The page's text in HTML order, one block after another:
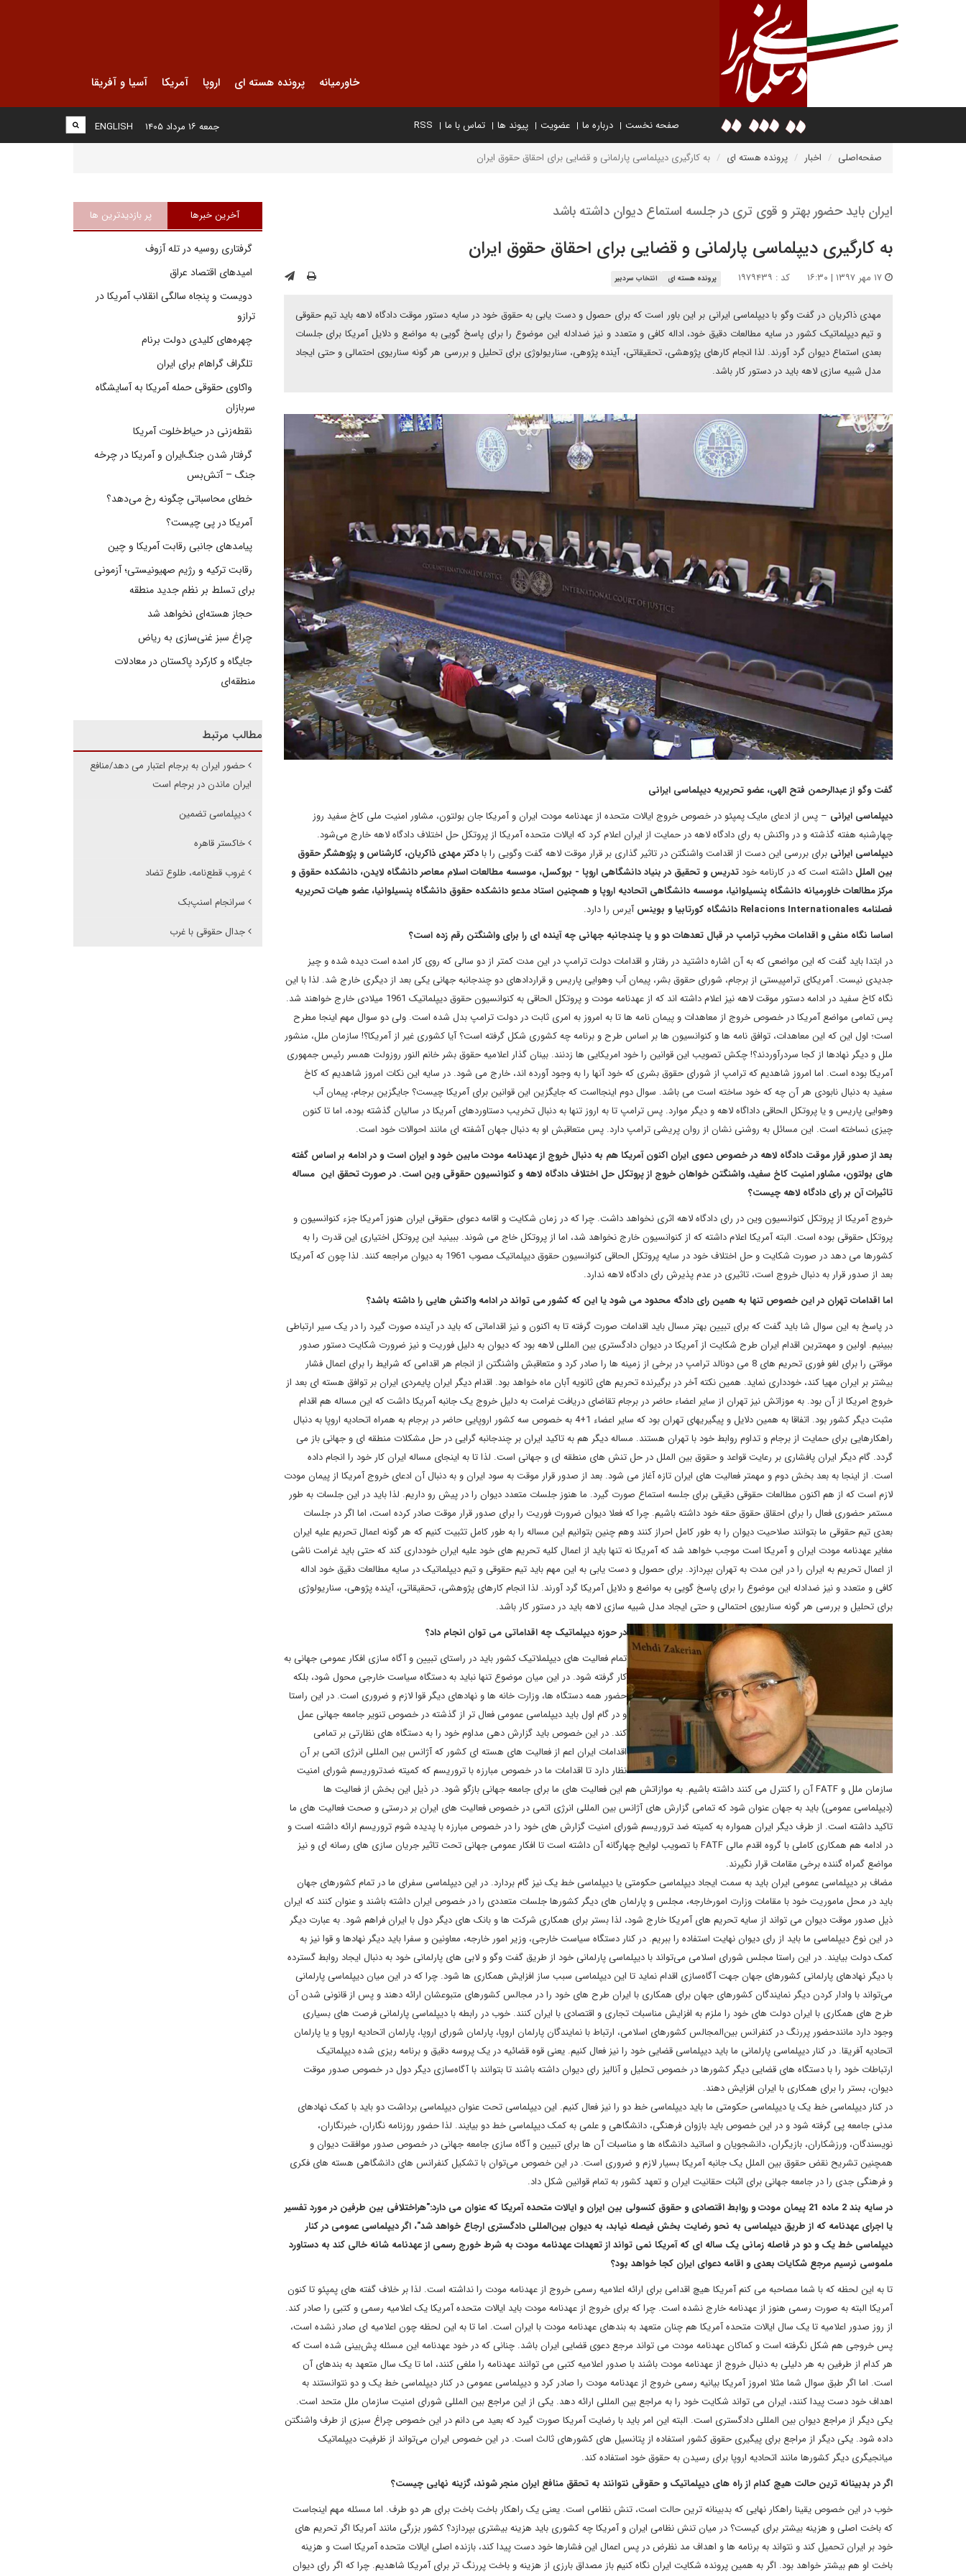
خاورمیانه پرونده هسته ای اروپا آمریکا آسیا و آفریقا
صفحه نخست درباره ما عضویت پیوند ها تماس با ما RSS
ENGLISH جمعه ۱۶ مرداد ۱۴۰۵
صفحه‌اصلی اخبار پرونده هسته ای به کارگیری دیپلماسی پارلمانی و قضایی برای احقاق حقوق ایران
ایران باید حضور بهتر و قوی تری در جلسه استماع دیوان داشته باشد
به کارگیری دیپلماسی پارلمانی و قضایی برای احقاق حقوق ایران
کد : ۱۹۷۹۴۳۹ پرونده هسته ای انتخاب سردبیر
مهدی ذاکریان در گفت وگو با دیپلماسی ایرانی بر این باور است که برای حصول و دست یابی به حقوق خود در سایه دستور موقت دادگاه لاهه باید تیم حقوقی
و تیم دیپلماتیک کشور در سایه مطالعات دقیق خود، اداله کافی و متعدد و نیز ضدادله این موضوع را برای پاسخ گویی به مواضع و دلایل آمریکا برای جلسات
بعدی استماع دیوان گرد آورند. لذا انجام کارهای پژوهشی، تحقیقاتی، آینده پژوهی، سناریولوژی برای تحلیل و بررسی هر گونه سناریوی احتمالی و حتی ایجاد
مدل شبیه سازی لاهه باید در دستور کار باشد.
گفت وگو از عبدالرحمن فتح الهی، عضو تحریریه دیپلماسی ایرانی
دیپلماسی ایرانی – پس از ادعای مایک پمپئو در خصوص خروج ایالات متحده از عهدنامه مودت ایران و آمریکا جان بولتون، مشاور امنیت ملی کاخ سفید روز
چهارشنبه هفته گذشته و در واکنش به رای دادگاه لاهه در حمایت از ایران اعلام کرد که ایالات متحده آمریکا از پروتکل حل اختلاف دادگاه لاهه خارج می‌شود.
دیپلماسی ایرانی برای بررسی این دست از اقدامت واشنگتن در تاثیر گذاری بر قرار موقت لاهه گفت وگویی را بادکتر مهدی ذاکریان، کارشناس و پژوهشگر حقوق
بین الملل داشته است که در کارنامه خودتدریس و تحقیق در بنیاد دانشگاهی اروپا - بروکسل، موسسه مطالعات اسلام معاصر دانشگاه لایدن، دانشکده حقوق و
مرکز مطالعات خاورمیانه دانشگاه پنسیلوانیا، موسسه دانشگاهی اتحادیه اروپا و همچنین استاد مدعو دانشکده حقوق دانشگاه پنسیلوانیا، عضو هیات تحریریه
فصلنامه Relacions Internationales دانشگاه کورتابیا و بوینس
آیرس را دارد.
اساسا نگاه منفی و اقدامات مخرب ترامپ در قبال تعدهات دو و یا چندجانبه جهانی چه آینده ای را برای واشنگتن رقم زده است؟
در ابتدا باید گفت که این مواضعی که به آن اشاره داشتید در رفتار و اقدامات دولت ترامپ در این مدت کمتر از دو سالی که روی کار امده است دیده شده و چیز
جدیدی نیست. آمریکای ترامپیستی از برجام، شورای حقوق بشر، پیمان آب وهوایی پاریس و قراردادهای دو چندجانبه جهانی یکی بعد از دیگری خارج شد. لذا با این
نگاه کاخ سفید در ادامه دستور موقت لاهه نیز اعلام داشته اند که از عهدنامه مودت و پروتکل الحاقی به کنوانسیون حقوق دیپلماتیک 1961 میلادی خارج خواهند شد.
پس تمامی مواضع آمریکا در خصوص خروج از معاهدات و پیمان نامه ها تا به امروز به امری ثابت در دولت ترامپ بدل شده است. ولی دو سوال مهم اینجا مطرح
است؛ اول این که این معاهدات، توافق نامه ها و کنوانسیون ها بر اساس طرح و برنامه چه کشوری شکل گرفته است؟ آیا کشوری غیر از آمریکا؟! سازمان ملل، منشور
ملل و دیگر نهادها از کجا سردرآوردند؟! چکش تصویب این قوانین را خود امریکایی ها زدنند. بینان گذار اعلامیه حقوق بشر خانم النور روزولت همسر رئیس جمهوری
آمریکا بوده است. اما امروز شاهدیم که ترامپ از شورای حقوق بشری که خود آنها را به وجود آورده اند، خارج می شود. در سایه این نکات امروز شاهدیم که کاخ
سفید به دنبال نابودی هر آن چه که خود ساخته است می باشد. سوال دوم اینجااست که جایگزین این قوانین برای آمریکا چیست؟ جایگزین برجام، پیمان آب
وهوایی پاریس و یا پروتکل الحاقی داداگاه لاهه و دیگر موارد. پس ترامپ تا به اروز تنها به دنبال تخریب دستاوردهای آمریکا در سالیان گذشته بوده، اما تا کنون
چیزی نساخته است. این مسائل به روشنی نشان از روان پریشی ترامپ دارد. پس متعاقبش او به دنبال جهان آشفته ای مانند احوالات خود است.
بعد از صدور قرار موقت دادگاه لاهه در خصوص دعوی ایران اکنون آمریکا هم به دنبال خروج از عهدنامه مودت مابین خود و ایران است و در ادامه بر اساس گفته
های بولتون، مشاور امنیت کاخ سفید، واشنگتن خواهان خروج از پروتکل حل اختلاف دادگاه لاهه و کنوانسیون حقوقی وین است. در صورت تحقق این مساله
تاثیرات آن بر رای دادگاه لاهه چیست؟
خروج آمریکا از پروتکل کنوانسیون وین در رای دادگاه لاهه اثری نخواهد داشت. چرا که در زمان شکایت و اقامه دعوای حقوقی ایران هنوز آمریکا جزء کنوانسیون و
پروتکل حقوقی بوده است. البته آمریکا اعلام داشته که از کنوانسیون خارج نخواهد شد، اما از پروتکل خاج می شوند. ببینید این پروتکل اختیاری این قدرت را به
کشورها می دهد در صورت شکایت و حل اختلاف خود در سایه پروتکل الحاقی کنوانسیون حقوق دیپلماتیک مصوب 1961 به دیوان مراجعه کنند. لذا چون که آمریکا
بعد از صدور قرار به دنبال خروج است، تاثیری در عدم پذیرش رای دادگاه لاهه ندارد.
اما اقدامات تهران در این خصوص تنها به همین رای دادگه محدود می شود یا این که کشور می تواند در ادامه واکنش هایی را داشته باشد؟
در پاسخ به این سوال شا باید گفت که برای تبیین بهتر مسال باید اقدامات صورت گرفته تا به اکنون و نیز اقداماتی که باید در آینده صورت گیرد را در یک سیر ارتباطی
ببینیم. اولین و مهمترین اقدام ایران طرح شکایت از آمریکا در دیوان دادگستری بین المللی لاهه بود که دیوان به دلیل فوریت و نیز ضرورت شکایت دستور صدور
موقتی را برای لغو فوری تحریم های 8 می دونالد ترامپ در برخی از زمینه ها را صادر کرد و متعاقبش واشنگتن از انجام هر اقدامی که شرایط را برای اعمال فشار
بیشتر بر ایران مهیا کند، خودداری نماید. همین نکته آخر در برگیرنده تحریم های ثانویه آبان ماه خواهد بود. اقدام دیگر ایران پایمردی ایران بر توافق هسته ای بعد از
خروج امریکا از آن بود. به موزاتش نیز تهران از سایر اعضاء حاضر در برجام تقاضای دریافت غرامت به دلیل خروج یک جانبه آمریکا داشت که این مساله هم اقدام
مثبت دیگر کشور بود. اتفاقا به همین دلایل و پیگیریهای تهران بود که سایر اعضاء 1+4 به خصوص سه کشور اروپایی حاضر در برجام به همراه اتحادیه اروپا به دنبال
راهکارهایی برای حمایت از برجام و تداوم روابط خود با تهران هستند. مساله دیگر هم به تاکید ایران بر چندجانبه گرایی در حل مشکلات منطقه ای و جهانی باز می
گردد. گام دیگر ایران پافشاری بر رعایت قواعد و حقوق بین الملل در حل تنش های منطقه ای و جهانی است. لذا تا به اینجای مساله ایران کار خود را انجام داده
است. از اینجا به بعد بخش دوم و مهمتر فعالیت های ایران تازه آغاز می شود. بعد از صدور قرار موقت به سود ایران و به دنبال آن ادعای خروج آمریکا از پیمان مودت
لازم است که از هم اکنون مطالعات حقوقی دقیقی برای جلسه استماع صورت گیرد. ما هنوز جلسات متعدد دیوان را در پیش رو داریم. لذا باید در این جلسات به طور
مستمر حضوری فعال را برای احقاق حقوق حقه خود داشته باشیم. چرا که فعلا دیوان ضرورت فوریت را برای صدور قرار موقت صادر کرده است، اما اگر در جلسات
بعدی تیم حقوقی ما بتوانند صلاحیت دیوان را به طور کامل احراز کنند وهم چنین بتوانیم این مساله را به طور کامل تثبیت کنیم که هر گونه اعمال تحریم علیه ایران
مغایر عهدنامه مودت ایران و آمریکا است موجب خواهد شد که آمریکا نه تنها باید از اعمال کلیه تحریم های خود علیه ایران خودداری کند که حتی باید غرامت ناشی
از اعمال تحریم به ایران را در این مدت به تهران بپردازد. برای حصول و دست یابی به این مهم باید تیم حقوقی و تیم دیپلماتیک در سایه مطالعات دقیق خود اداله
کافی و متعدد و نیز ضدادله این موضوع را برای پاسخ گویی به مواضع و دلایل آمریکا گرد آورند. لذا انجام کارهای پژوهشی، تحقیقاتی، آینده پژوهی، سناریولوژی
برای تحلیل و بررسی هر گونه سناریوی احتمالی و حتی ایجاد مدل شبیه سازی لاهه باید در دستور کار باشد.
در حوزه دیپلماتیک چه اقداماتی می توان انجام داد؟
تمام فعالیت های دیپلملاتیک کشور باید در راستای تبیین و آگاه سازی افکار عمومی جهانی به
کار گرفته شود. در این میان موضوع تنها نباید به دستگاه سیاست خارجی محول شود، بلکه
حضور همه دستگاه ها، وزارت خانه ها و نهادهای دیگر قوا لازم و ضروری است. در این راستا
و در گام اول باید دیپلماسی عمومی فعال تر از گذشته در خصوص تنویر جامعه جهانی عمل
کند. در این خصوص باید گزارش دهی مداوم خود را به دستگاه های نظارتی بر تمامی
اقدامات ایران اعم از فعالیت های هسته ای کشور که آژانس بین المللی انرژی اتمی بر آن
نظار دارد تا اقدامات ما در خصوص مبارزه با تروریسم که کمیته ضدتروریسم شورای امنیت
سازمان ملل و FATF آن را کنترل می کنند داشته باشیم. به موازاتش هم این فعالیت های ما برای جامعه جهانی بازگو شود. در ذیل این بخش از فعالیت ها
(دیپلماسی عمومی) باید به جهان عنوان شود که تمامی گزارش های آژانس بین المللی انرژی اتمی در خصوص فعالیت های ایران بر درستی و صحت فعالیت های ما
تاکید داشته است. از طرف دیگر ایران همواره به کمیته ضد تروریسم شورای امنیت گزارش های خود را در خصوص مبارزه با پدیده شوم تروریسم ارائه داشته است و
در ادامه هم همکاری کاملی با گروه اقدم مالی FATF با تصویب لوایح چهارگانه آن داشته است تا افکار عمومی جهانی تحت تاثیر جریان سازی های رسانه ای و نیز
مواضع گمراه گننده برخی مقامات قرار نگیرند.
مضاف بر دیپلماسی عمومی ایران باید به سمت ایجاد دیپلماسی حکومتی یا دیپلماسی خط یک نیز گام بردارد. در این دیپلماسی سفرای ما در تمام کشورهای جهان
باید در محل ماموریت خود با مقامات وزارت امورخارجه، مجلس و پارلمان های دیگر کشورها جلسات متعددی را در خصوص ایران داشته باشند و عنوان کنند که ایران
ذیل صدور موقت دیوان می تواند از سایه تحریم های آمریکا خارج شود، لذا بستر برای همکاری شرکت ها و بانک های دیگر دول با ایران فراهم شود. به عبارت دیگر
در این نوع دیپلماسی ما باید از رای دیوان نهایت استفاده را ببریم. در کنار دستگاه سیاست خارجی، وزیر امور خارجه، معاونین و سفرا باید دیگر نهادها و قوا نیز به
کمک دولت بیایند. در این راستا مجلس شورای اسلامی می‌تواند با دیپلماسی پارلمانی خود از طریق گفت وگو و لابی های پارلمانی خود به دنبال ایجاد روابط گسترده
با دیگر نهادهای پارلمانی کشورهای جهان جهت آگاه‌سازی اقدام نماید تا این دیپلماسی سبب ساز افزایش همکاری ها شود. چرا که در این میان دیپلماسی پارلمانی
می‌تواند با وادار کردن دیگر نمایندگان کشورهای جهان برای همکاری با ایران طرح های خود را در مجالس کشورهای متبوعشان ارائه دهند و پس از قانونی شدن آن
طرح های همکاری با ایران دولت های خود را ملزم به افزایش مناسبات تجاری و اقتصادی با ایران کنند. خوب در رابطه با دیپلماسی پارلمانی فرصت های بسیاری
وجود دارد مانندحضور پررنگ در کنفرانس بین‌المجالس کشورهای اسلامی، ارتباط با نمایندگان پارلمان اروپا، پارلمان شورای اروپا، پارلمان اتحادیه اروپا و یا پارلمان
اتحادیه آفریقا. در کنار دیپلماسی پارلمانی ما باید دیپلماسی قضایی خود را نیز فعال کنیم. یعنی قوه قضائیه در یک پروسه دقیق و برنامه ریزی شده دیپلماتیک
ارتباطات خود را با دستگاه های قضایی دیگر کشورها در خصوص تحلیل و آنالیز رای دیوان داشته باشند تا بتوانند با آگاه‌سازی دیگر دول در خصوص صدور موقت
دیوان، بستر را برای همکاری با ایران افزایش دهند.
در کنار دیپلماسی خط یک یا دیپلماسی حکومتی ما باید دیپلماسی خط دو را نیز فعال کنیم. این دیپلماسی تحت عنوان دیپلماسی برداشت دو باید با کمک نهادهای
مدنی جامعه پی گرفته شود و در این خصوص باید بازوان فرهنگی، دانشگاهی و علمی به کمک دیپلماسی خط دو بیایند. لذا حضور روزنامه نگاران، خبرنگاران،
نویسندگان، ورزشکاران، بازیگران، دانشجویان و اساتید دانشگاه ها و مناسبات آن ها برای تبیین و آگاه سازی جامعه جهانی در خصوص صدور موافقت دیوان و
همچنین تشریح نقض حقوق بین الملل یک جانبه آمریکا بسیار لازم و ضروری است. در این خصوص می‌توان با تشکیل کنفرانس های دانشگاهی هسته های فکری
و فرهنگی جدی را در جامعه جهانی برای اثبات حقانیت ایران و تعهد کشور به تمام قوانین شکل داد.
در سایه بند 2 ماده 21 پیمان مودت و روابط اقتصادی و حقوق کنسولی بین ایران و ایالات متحده آمریکا که عنوان می دارد:"هراختلافی بین طرفین در مورد تفسیر
یا اجرای عهدنامه که از طریق دیپلماسی به نحو رضایت‌ بخش فیصله نیابد، به دیوان‌ بین‌المللی دادگستری ارجاع خواهد شد"، اگر دیپلماسی عمومی در کنار
دیپلماسی خط یک و دو در فاصله زمانی یک ساله ای که آمریکا نمی تواند از تعهدات عهدنامه مودت به شرط خورج رسمی از عهدنامه شانه خالی کند به دستاورد
ملموسی نرسیم مرجع شکایات بعدی و اقامه دعوای ایران کجا خواهد بود؟
تا به این لحظه که با شما مصاحبه می کنم آمریکا هیچ اقدامی برای ارائه اعلامیه رسمی خروج از عهدنامه مودت را نداشته است. لذا بر خلاف گفته های پمپئو تا کنون
آمریکا البته به صورت رسمی هنوز از عهدنامه خارج نشده است. چرا که برای خروج از عهدنامه مودت باید ایالات متحده آمریکا یک اعلامیه رسمی و کتبی را صادر کند.
از روز صدور اعلامیه تا یک سال ایالات متحده آمریکا هم چنان متعهد به بندهای عهدنامه مودت با ایران است. اما تا به این لحظه چون اعلامیه ای صادر نشده است،
پس خروجی هم شکل نگرفته است و کماکان عهدنامه مودت می تواند مرجع دعوی قضایی ایران باشد. چنانی که در خود عهدنامه این مسئله پش‌بینی شده است که
هر کدام از طرفین به هر دلیلی به دنبال خروج از عهدنامه مودت باشند با صدور اعلامیه کتبی می توانند عهدنامه را ملغی کنند، اما تا یک سال متعهد به بندهای آن
است. اما اگر طبق سوال شما مثلا امروز آمریکا بیانیه رسمی خروج از عهدنامه مودت را صادر کرد و دیپلماسی عمومی در کنار دیپلماسی خط یک و دو نتوانستند به
اهداف خود دست پیدا کنند، ایران می تواند شکایت خود را به مراجع بین المللی ارائه دهد. یکی از این مراجع بین المللی شورای امنیت سازمان ملل متحد است.
یکی دیگر از مراجع دیوان بین المللی دادگستری است. البته این امر باید با رضایت آمریکا صورت گیرد که بعید می دانم در این خصوص چراغ سبزی از طرف واشنگتن
داده شود. یکی دیگر از مراجع برای پیگیری حقوق کشور استفاده از پتانسیل های کشورهای ثالث است. در این خصوص ایران می‌تواند از ظرفیت دیپلماتیک
میانجیگری دیگر کشورها مانند اتحادیه اروپا برای رسیدن به حقوق خود استفاده کند.
اگر در بدبینانه ترین حالت هیچ کدام از راه های دیپلماتیک و حقوقی نتوانند به تحقق منافع ایران منجر شوند، گزینه نهایی چیست؟
خوب در این خصوص یقینا راهکار نهایی که بدبینانه ترین حالت است، تنش نظامی است. یعنی یک راهکار باخت باخت برای هر دو طرف. اما مسئله مهم اینجاست
که باخت اصلی و هزینه بیشتر برای کیست؟ در میان تنش نظامی ایران و آمریکا چه کشوری باید هزینه بیشتری بپردازد؟ کشور بزرگی مانند آمریکا اگر تحریم های
خود بر ایران تحمیل کند و نتواند به برنامه ها و اهداف مد نظرض در پس اعمال این فشارها خود دست پیدا کند، بازنده اصلی ایالات متحده آمریکا است و هزینه
باخت او هم بیشتر خواهد بود. اگر به همین پرونده شکایت ایران نگاه کنیم باز مصداق بارزی از هزینه و باخت پررنگ تر برای آمریکا شاهدیم. چرا که اگر رای دیوان
آخرین خبرها پر بازدیدترین ها
گرفتاری روسیه در تله آزوف
امیدهای اقتصاد عراق
دویست و پنجاه سالگی انقلاب آمریکا در
ترازو
چهره‌های کلیدی دولت برنام
تلگراف گراهام برای ایران
واکاوی حقوقی حمله آمریکا به آسایشگاه
سربازان
نقطه‌زنی در حیاط‌خلوت آمریکا
گرفتار شدن جنگ‌ایران و آمریکا در چرخه
جنگ – آتش‌بس
خطای محاسباتی چگونه رخ می‌دهد؟
آمریکا در پی چیست؟
پیامدهای جانبی رقابت آمریکا و چین
رقابت ترکیه و رژیم صهیونیستی؛ آزمونی
برای تسلط بر نظم جدید منطقه
حجاز هسته‌ای نخواهد شد
چراغ سبز غنی‌سازی به ریاض
جایگاه و کارکرد پاکستان در معادلات
منطقه‌ای
مطالب مرتبط
حضور ایران به برجام اعتبار می دهد/منافع
ایران ماندن در برجام است
دیپلماسی تضمین
خاکستر قاهره
غروب قطع‌نامه، طلوع تضاد
سرانجام اسنپ‌بک
جدال حقوقی با غرب